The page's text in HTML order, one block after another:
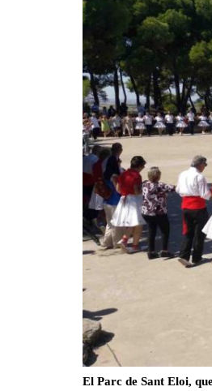
El Parc de Sant Eloi,